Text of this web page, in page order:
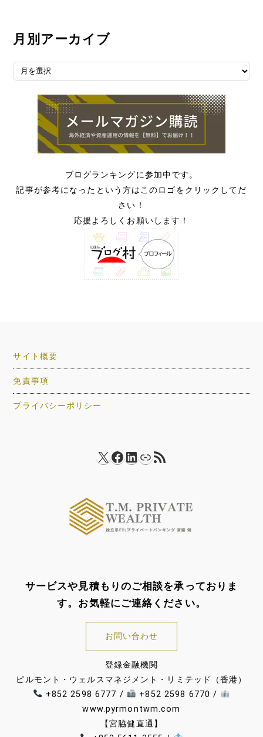
月別アーカイブ
月別アーカイブ
ブログランキングに参加中です。
記事が参考になったという方はこのロゴをクリックしてだ
さい！
応援よろしくお願いします！
サイト概要
免責事項
プライバシーポリシー
X Facebook
LinkedIn
リンクRSS フィード
サービスや見積もりのご相談を承っておりま
す。お気軽にご連絡ください。
お問い合わせ
登録金融機関
ピルモント・ウェルスマネジメント・リミテッド（香港）
+852 2598 6777 /
+852 2598 6770 /
www.pyrmontwm.com
【宮脇健直通】